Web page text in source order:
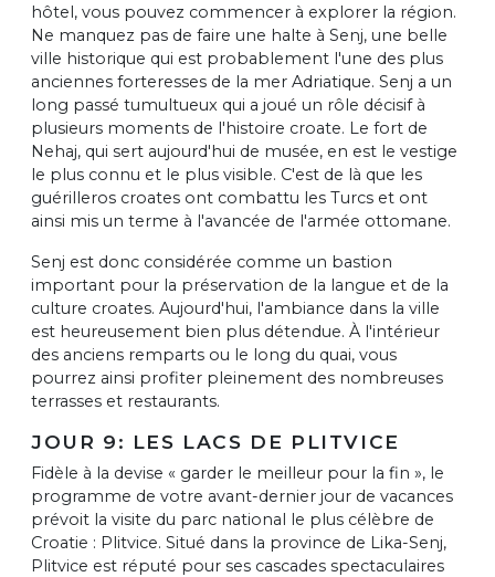
hôtel, vous pouvez commencer à explorer la région.
Ne manquez pas de faire une halte à Senj, une belle
ville historique qui est probablement l'une des plus
anciennes forteresses de la mer Adriatique. Senj a un
long passé tumultueux qui a joué un rôle décisif à
plusieurs moments de l'histoire croate. Le fort de
Nehaj, qui sert aujourd'hui de musée, en est le vestige
le plus connu et le plus visible. C'est de là que les
guérilleros croates ont combattu les Turcs et ont
ainsi mis un terme à l'avancée de l'armée ottomane.
Senj est donc considérée comme un bastion
important pour la préservation de la langue et de la
culture croates. Aujourd'hui, l'ambiance dans la ville
est heureusement bien plus détendue. À l'intérieur
des anciens remparts ou le long du quai, vous
pourrez ainsi profiter pleinement des nombreuses
terrasses et restaurants.
JOUR 9: LES LACS DE PLITVICE
Fidèle à la devise « garder le meilleur pour la fin », le
programme de votre avant-dernier jour de vacances
prévoit la visite du parc national le plus célèbre de
Croatie : Plitvice. Situé dans la province de Lika-Senj,
Plitvice est réputé pour ses cascades spectaculaires